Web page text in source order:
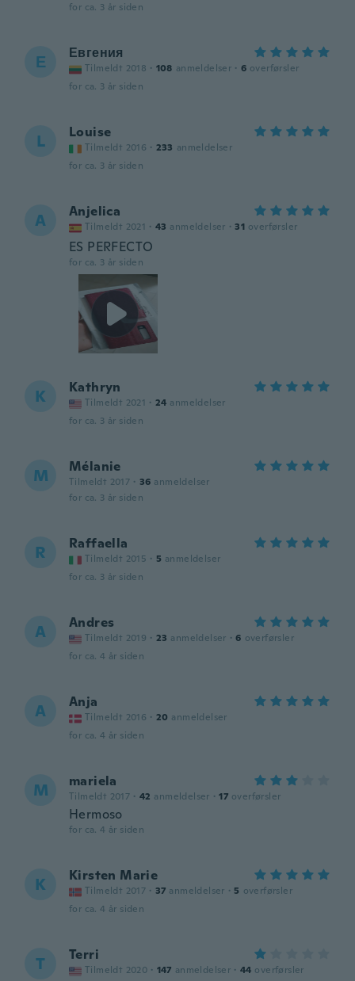
for ca. 3 år siden
Е Евгения
Tilmeldt 2018 · 108 anmeldelser · 6 overførsler
for ca. 3 år siden
L Louise
Tilmeldt 2016 · 233 anmeldelser
for ca. 3 år siden
A Anjelica
Tilmeldt 2021 · 43 anmeldelser · 31 overførsler
ES PERFECTO
for ca. 3 år siden
K Kathryn
Tilmeldt 2021 · 24 anmeldelser
for ca. 3 år siden
M Mélanie
Tilmeldt 2017 · 36 anmeldelser
for ca. 3 år siden
R Raffaella
Tilmeldt 2015 · 5 anmeldelser
for ca. 3 år siden
A Andres
Tilmeldt 2019 · 23 anmeldelser · 6 overførsler
for ca. 4 år siden
A Anja
Tilmeldt 2016 · 20 anmeldelser
for ca. 4 år siden
M mariela
Tilmeldt 2017 · 42 anmeldelser · 17 overførsler
Hermoso
for ca. 4 år siden
K Kirsten Marie
Tilmeldt 2017 · 37 anmeldelser · 5 overførsler
for ca. 4 år siden
T Terri
Tilmeldt 2020 · 147 anmeldelser · 44 overførsler